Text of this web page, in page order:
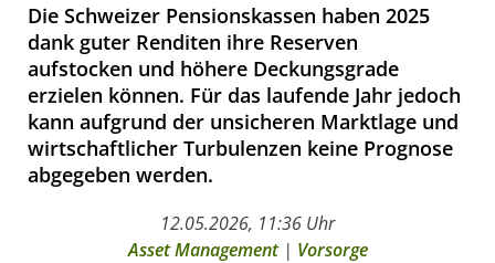
Die Schweizer Pensionskassen haben 2025
dank guter Renditen ihre Reserven
aufstocken und höhere Deckungsgrade
erzielen können. Für das laufende Jahr jedoch
kann aufgrund der unsicheren Marktlage und
wirtschaftlicher Turbulenzen keine Prognose
abgegeben werden.
12.05.2026, 11:36 Uhr
Asset Management| Vorsorge